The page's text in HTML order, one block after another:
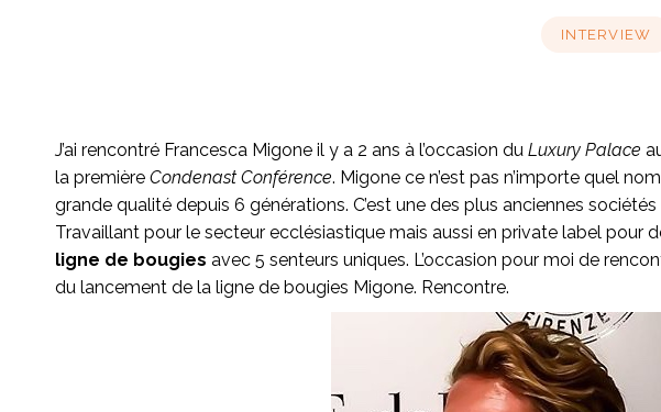
INTERVIEW
J’ai rencontré Francesca Migone il y a 2 ans à l’occasion du Luxury Palace
la première Condenast Conférence. Migone ce n’est pas n’importe quel
grande qualité depuis 6 générations. C’est une des plus anciennes
Travaillant pour le secteur ecclésiastique mais aussi en private label pour
ligne de bougies avec 5 senteurs uniques. L’occasion pour moi de
du lancement de la ligne de bougies Migone. Rencontre.